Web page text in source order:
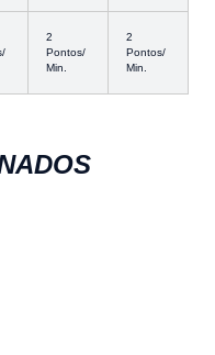
2
Pontos/
Min.
2
Pontos/
Min.